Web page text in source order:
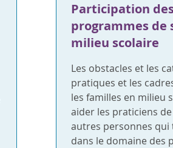
Participation
programmes de
milieu scolaire
Les obstacles et les
pratiques et les
les familles en milieu
aider les praticiens
autres personnes qui
dans le domaine des